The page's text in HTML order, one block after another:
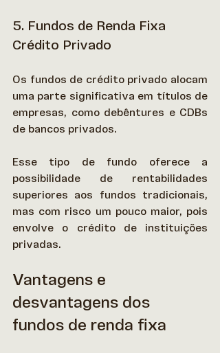
5. Fundos de Renda Fixa
Crédito Privado
Os fundos de crédito privado alocam
uma parte significativa em títulos de
empresas, como debêntures e CDBs
de bancos privados.
Esse tipo de fundo oferece a
possibilidade de rentabilidades
superiores aos fundos tradicionais,
mas com risco um pouco maior, pois
envolve o crédito de instituições
privadas.
Vantagens e
desvantagens dos
fundos de renda fixa